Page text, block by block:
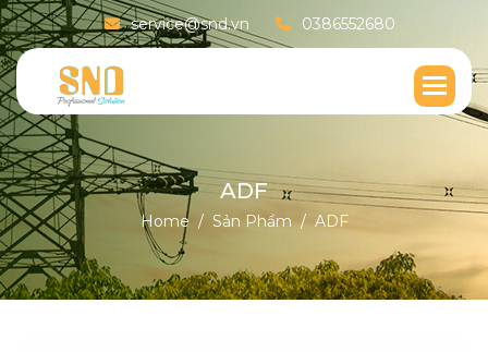
service@snd.vn 0386552680
ADF
Home Sản Phẩm ADF